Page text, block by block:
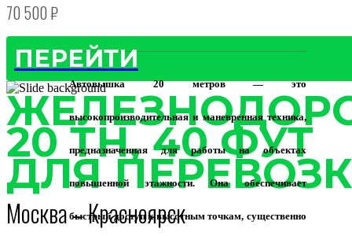
70 500 ₽
ПЕРЕЙТИ
20 ТН, 40 ФУТ
ДЛЯ
Москва – Красноярск
Автовышка 20 метров — это
высокопроизводительная и маневренная техника,
предназначенная для работы на объектах
повышенной этажности. Она обеспечивает
быстрый доступ к высотным точкам, существенно